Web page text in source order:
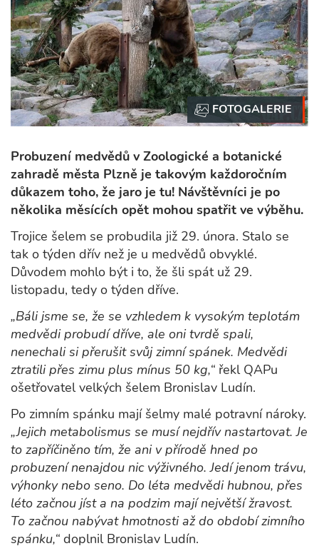
Probuzení medvědů v Zoologické a botanické
zahradě města Plzně je takovým každoročním
důkazem toho, že jaro je tu! Návštěvníci je po
několika měsících opět mohou spatřit ve výběhu.
Trojice šelem se probudila již 29. února. Stalo se
tak o týden dřív než je u medvědů obvyklé.
Důvodem mohlo být i to, že šli spát už 29.
listopadu, tedy o týden dříve.
„Báli jsme se, že se vzhledem k vysokým teplotám
medvědi probudí dříve, ale oni tvrdě spali,
nenechali si přerušit svůj zimní spánek. Medvědi
ztratili přes zimu plus mínus 50 kg,“ řekl QAPu
ošetřovatel velkých šelem Bronislav Ludín.
Po zimním spánku mají šelmy malé potravní nároky.
„Jejich metabolismus se musí nejdřív nastartovat. Je
to zapříčiněno tím, že ani v přírodě hned po
probuzení nenajdou nic výživného. Jedí jenom trávu,
výhonky nebo seno. Do léta medvědi hubnou, přes
léto začnou jíst a na podzim mají největší žravost.
To začnou nabývat hmotnosti až do období zimního
spánku,“ doplnil Bronislav Ludín.